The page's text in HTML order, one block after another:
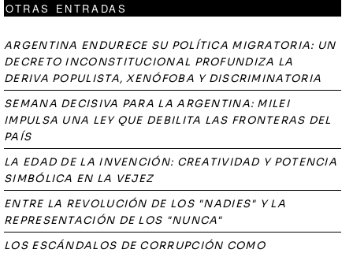
OTRAS ENTRADAS
ARGENTINA ENDURECE SU POLÍTICA MIGRATORIA: UN
DECRETO INCONSTITUCIONAL PROFUNDIZA LA
DERIVA POPULISTA, XENÓFOBA Y DISCRIMINATORIA
SEMANA DECISIVA PARA LA ARGENTINA: MILEI
IMPULSA UNA LEY QUE DEBILITA LAS FRONTERAS DEL
PAÍS
LA EDAD DE LA INVENCIÓN: CREATIVIDAD Y POTENCIA
SIMBÓLICA EN LA VEJEZ
ENTRE LA REVOLUCIÓN DE LOS "NADIES" Y LA
REPRESENTACIÓN DE LOS "NUNCA"
LOS ESCÁNDALOS DE CORRUPCIÓN COMO